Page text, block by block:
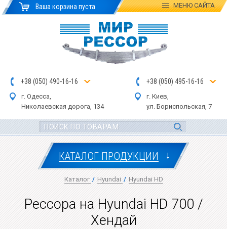
Ваша корзина пуста МЕНЮСАЙТА
+38 (050) 490-16-16
г. Одесса,
Николаевская дорога, 134
+38 (050) 495-16-16
г. Киев,
ул. Бориспольская, 7
КАТАЛОГ ПРОДУКЦИИ ↓
Каталог / Hyundai / Hyundai HD
Рессора на Hyundai HD 700 /
Хендай